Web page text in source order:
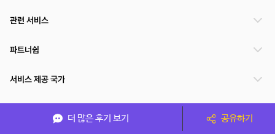
더 많은 후기 보기 공유하기
관련 서비스
파트너쉽
서비스 제공 국가
(주)NSPACE 사업자정보